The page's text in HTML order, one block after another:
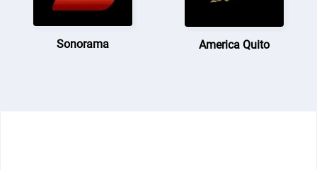
Sonorama America Quito